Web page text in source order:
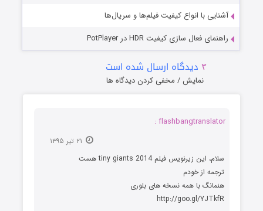
آشنایی با انواع کیفیت فیلم‌ها و سریال‌ها
راهنمای فعال سازی کیفیت HDR در PotPlayer
۳ دیدگاه ارسال شده است
نمایش / مخفی کردن دیدگاه ها
flashbangtranslator :
سلام، این زیرنویس فیلم tiny giants 2014 هست
ترجمه از خودم
هنمانگ با همه نسخه های بلوری
http://goo.gl/YJTkfR